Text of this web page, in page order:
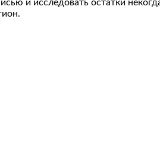
и исследовать остатки